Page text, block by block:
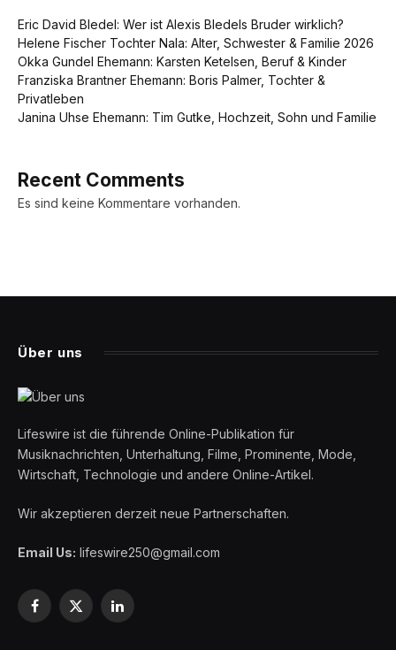
Eric David Bledel: Wer ist Alexis Bledels Bruder wirklich?
Helene Fischer Tochter Nala: Alter, Schwester & Familie 2026
Okka Gundel Ehemann: Karsten Ketelsen, Beruf & Kinder
Franziska Brantner Ehemann: Boris Palmer, Tochter &
Privatleben
Janina Uhse Ehemann: Tim Gutke, Hochzeit, Sohn und Familie
Recent Comments
Es sind keine Kommentare vorhanden.
Über uns
Lifeswire ist die führende Online-Publikation für
Musiknachrichten, Unterhaltung, Filme, Prominente, Mode,
Wirtschaft, Technologie und andere Online-Artikel.
Wir akzeptieren derzeit neue Partnerschaften.
Email Us: lifeswire250@gmail.com
Facebook
X
LinkedIn